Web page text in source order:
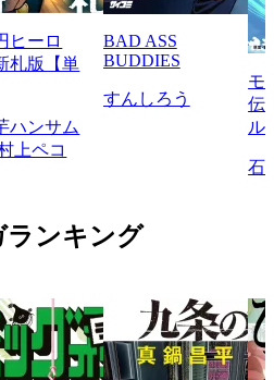
ヒーロ
版【単
ハンサム
上ペコ
BAD ASS
BUDDIES
すんしろう
モ
伝
ル
石
ランキング